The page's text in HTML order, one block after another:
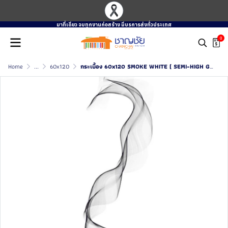
มาที่เดียว จบทุกงานก่อสร้าง มีบรการส่งทั่วประเทศ
0
Home ... 60x120 กระเบื้อง 60x120 SMOKE WHITE ( SEMI-HIGH GLOSS )